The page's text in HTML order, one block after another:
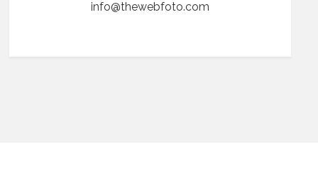
info@thewebfoto.com